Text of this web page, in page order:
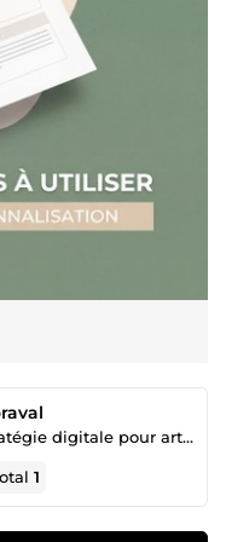
Experte organisation & stratégie digitale pour artisanes 🌿
1